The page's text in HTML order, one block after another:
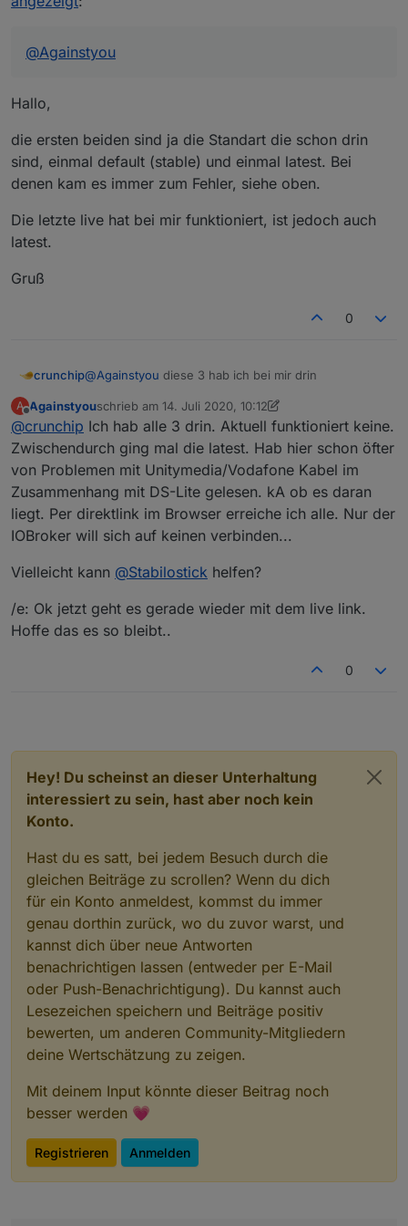
latest
http://iobroker.live/repo/sources-dist-
@Againstyou
Hallo,
die ersten beiden sind ja die Standart die schon drin
sind, einmal default (stable) und einmal latest. Bei
denen kam es immer zum Fehler, siehe oben.
Die letzte live hat bei mir funktioniert, ist jedoch auch
latest.
Gruß
0
crunchip@Againstyou diese 3 hab ich bei mir drin
1
default
http://download.iobroker.net/sources-
2
latest
http://download.iobroker.net/sources-dist-
live
http://iobroker.live/repo/sources-dist-
A Againstyouschrieb am 14. Juli 2020, 10:12
zuletzt editiert von Againstyou
@crunchip Ich hab alle 3 drin. Aktuell funktioniert keine.
Zwischendurch ging mal die latest. Hab hier schon öfter
von Problemen mit Unitymedia/Vodafone Kabel im
Zusammenhang mit DS-Lite gelesen. kA ob es daran
liegt. Per direktlink im Browser erreiche ich alle. Nur der
IOBroker will sich auf keinen verbinden...
Vielleicht kann @Stabilostick helfen?
/e: Ok jetzt geht es gerade wieder mit dem live link.
Hoffe das es so bleibt..
0
Hey! Du scheinst an dieser Unterhaltung
interessiert zu sein, hast aber noch kein
Konto.
Hast du es satt, bei jedem Besuch durch die
gleichen Beiträge zu scrollen? Wenn du dich
für ein Konto anmeldest, kommst du immer
genau dorthin zurück, wo du zuvor warst, und
kannst dich über neue Antworten
benachrichtigen lassen (entweder per E-Mail
oder Push-Benachrichtigung). Du kannst auch
Lesezeichen speichern und Beiträge positiv
bewerten, um anderen Community-Mitgliedern
deine Wertschätzung zu zeigen.
Mit deinem Input könnte dieser Beitrag noch
besser werden 💗
Registrieren Anmelden